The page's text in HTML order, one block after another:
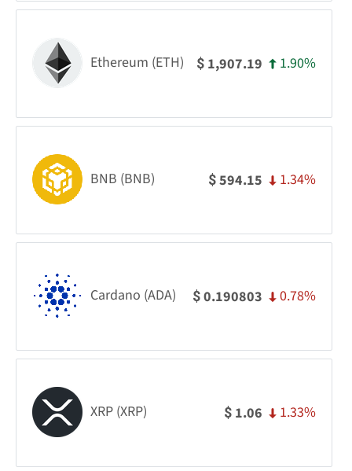
Ethereum (ETH) $ 1,907.19 1.90%
BNB (BNB) $594.15 1.34%
Cardano (ADA) $0.190803 0.78%
XRP (XRP) $ 1.06 1.33%